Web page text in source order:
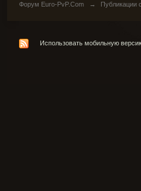
Форум Euro-PvP.Com → Публикации
Использовать мобильную